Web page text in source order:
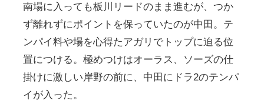
南場に入っても板川リードのまま進むが、つか
ず離れずにポイントを保っていたのが中田。テ
ンパイ料や場を心得たアガリでトップに迫る位
置につける。極めつけはオーラス、ソーズの仕
掛けに激しい岸野の前に、中田にドラ2のテンパ
イが入った。